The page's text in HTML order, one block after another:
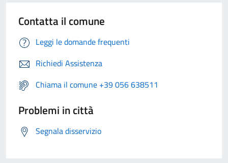
Contatta il comune
Leggi le domande frequenti
Richiedi Assistenza
Chiama il comune +39 056 638511
Problemi in città
Segnala disservizio